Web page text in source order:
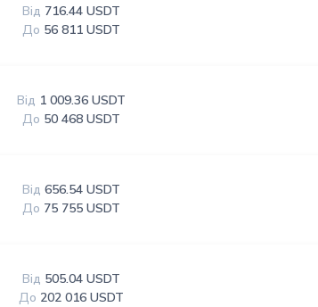
Від 716.44 USDT
До 56 811 USDT
Від 1 009.36 USDT
До 50 468 USDT
Від 656.54 USDT
До 75 755 USDT
Від 505.04 USDT
До 202 016 USDT